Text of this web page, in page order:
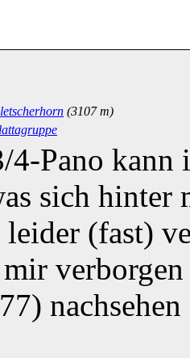
(3107 m)
4-Pano kann
sich hinter
(fast)